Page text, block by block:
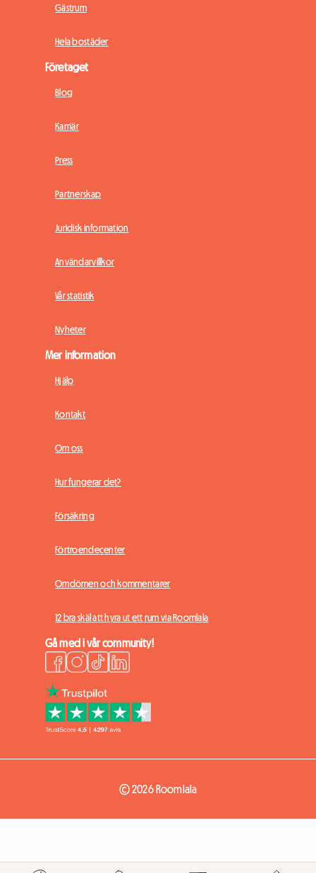
Gästrum
Hela bostäder
Företaget
Blog
Karriär
Press
Partnerskap
Juridisk information
Användarvillkor
Vår statistik
Nyheter
Mer information
Hjälp
Kontakt
Om oss
Hur fungerar det?
Försäkring
Förtroendecenter
Omdömen och kommentarer
12 bra skäl att hyra ut ett rum via Roomlala
Gå med i vår community!
© 2026 Roomlala